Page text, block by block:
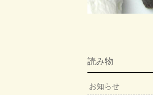
読み物
お知らせ